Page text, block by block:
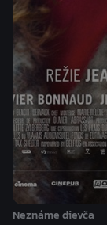
Neznáme dievča